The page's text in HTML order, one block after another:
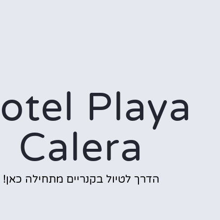
Playa
Calera
הדרך לטיול בקנריים מתחילה כאן!